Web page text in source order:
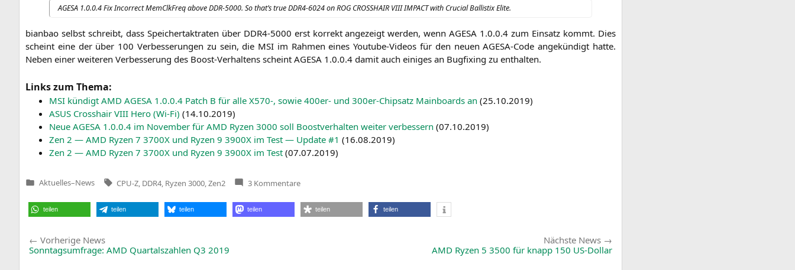
AGESA 1.0.0.4 Fix Incor­rect MemClk­Freq abo­veDDR-5000. So that’s trueDDR4-6024onROG CROSSHAIR VIIIIMPACTwith Cru­cial Bal­lis­tix Elite.
bian­bao selbst schreibt, dass Spei­cher­takt­ra­ten über DDR4-5000 erst kor­rekt ange­zeigt wer­den, wennAGESA 1.0.0.4 zum Ein­satz kommt. Dies
scheint eine der über 100 Ver­bes­se­run­gen zu sein, die MSI im Rah­men eines You­tube-Vide­os für den neu­en AGE­SA-Code ange­kün­digt hat­te.
Neben einer wei­te­ren Ver­bes­se­rung des Boost-Ver­hal­tens scheint AGESA 1.0.0.4 damit auch eini­ges an Bug­fi­xing zu enthalten.
Links zum Thema:
MSI kün­digt AMD AGESA 1.0.0.4 Patch B für alle X570‑, sowie 400er- und 300er-Chip­satz Main­boards an (25.10.2019)
ASUS Cross­hair VIII Hero (Wi-Fi) (14.10.2019)
Neue AGESA 1.0.0.4 im Novem­ber für AMD Ryzen 3000 soll Boost­ver­hal­ten wei­ter ver­bes­sern (07.10.2019)
Zen 2 — AMD Ryzen 7 3700X und Ryzen 9 3900X im Test — Update #1 (16.08.2019)
Zen 2 — AMD Ryzen 7 3700X und Ryzen 9 3900X im Test (07.07.2019)
Veröffentlicht
Aktuelles–News Tags:
CPU-Z DDR4 Ryzen 3000 Zen2 3 Kommentarezu
AMD
3000:
Übertakter
teilen teilen teilen teilen teilen teilen
Beitragsnavigation
Vorherige NewsVorherige
News:
Sonntagsumfrage: AMD Quartalszahlen Q3 2019
Nächste News
News:
AMD Ryzen 5 3500 für knapp 150 US-Dollar